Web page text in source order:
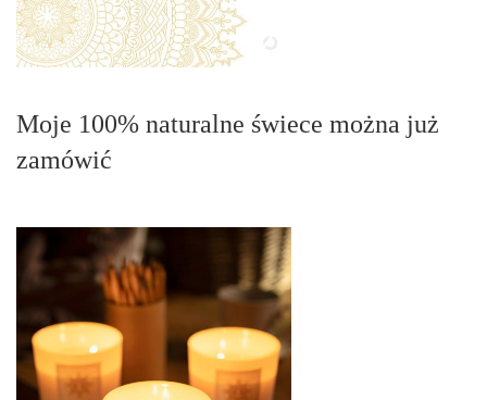
Moje 100% naturalne świece można już
zamówić